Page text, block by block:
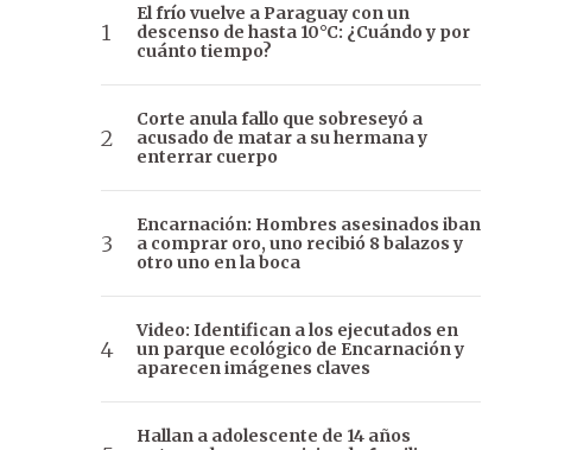
El frío vuelve a Paraguay con un
descenso de hasta 10°C: ¿Cuándo y por
cuánto tiempo?
Corte anula fallo que sobreseyó a
acusado de matar a su hermana y
enterrar cuerpo
Encarnación: Hombres asesinados iban
a comprar oro, uno recibió 8 balazos y
otro uno en la boca
Video: Identifican a los ejecutados en
un parque ecológico de Encarnación y
aparecen imágenes claves
Hallan a adolescente de 14 años